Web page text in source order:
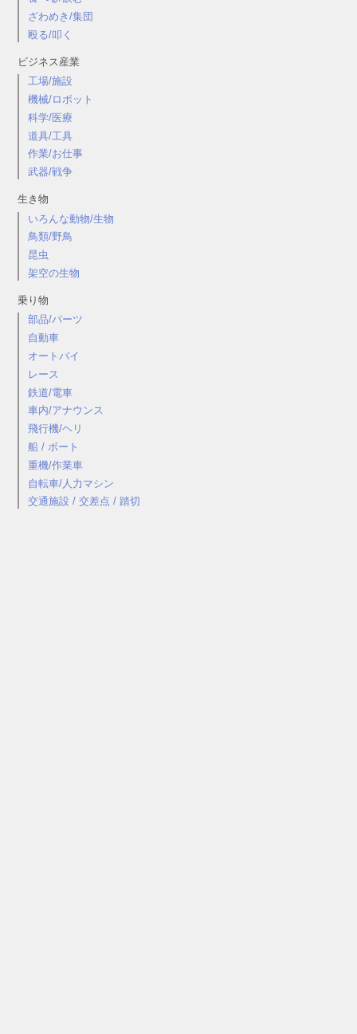
ざわめき/集団
殴る/叩く
ビジネス産業
工場/施設
機械/ロボット
科学/医療
道具/工具
作業/お仕事
武器/戦争
生き物
いろんな動物/生物
鳥類/野鳥
昆虫
架空の生物
乗り物
部品/パーツ
自動車
オートバイ
レース
鉄道/電車
車内/アナウンス
飛行機/ヘリ
船 / ボート
重機/作業車
自転車/人力マシン
交通施設 / 交差点 / 踏切